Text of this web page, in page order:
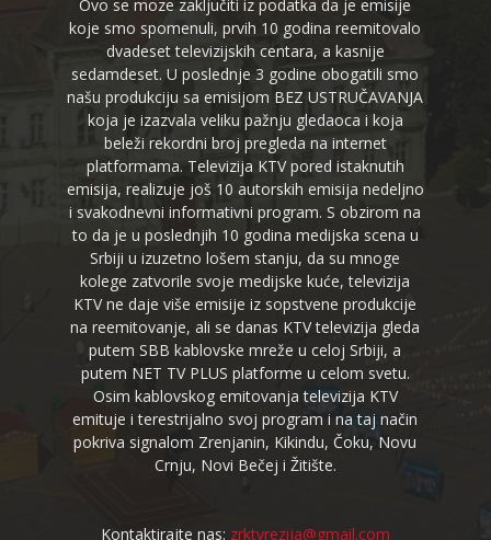
Ovo se moze zaključiti iz podatka da je emisije
koje smo spomenuli, prvih 10 godina reemitovalo
dvadeset televizijskih centara, a kasnije
sedamdeset. U poslednje 3 godine obogatili smo
našu produkciju sa emisijom BEZ USTRUČAVANJA
koja je izazvala veliku pažnju gledaoca i koja
beleži rekordni broj pregleda na internet
platformama. Televizija KTV pored istaknutih
emisija, realizuje još 10 autorskih emisija nedeljno
i svakodnevni informativni program. S obzirom na
to da je u poslednjih 10 godina medijska scena u
Srbiji u izuzetno lošem stanju, da su mnoge
kolege zatvorile svoje medijske kuće, televizija
KTV ne daje više emisije iz sopstvene produkcije
na reemitovanje, ali se danas KTV televizija gleda
putem SBB kablovske mreže u celoj Srbiji, a
putem NET TV PLUS platforme u celom svetu.
Osim kablovskog emitovanja televizija KTV
emituje i terestrijalno svoj program i na taj način
pokriva signalom Zrenjanin, Kikindu, Čoku, Novu
Crnju, Novi Bečej i Žitište.
Kontaktirajte nas: zrktvrezija@gmail.com